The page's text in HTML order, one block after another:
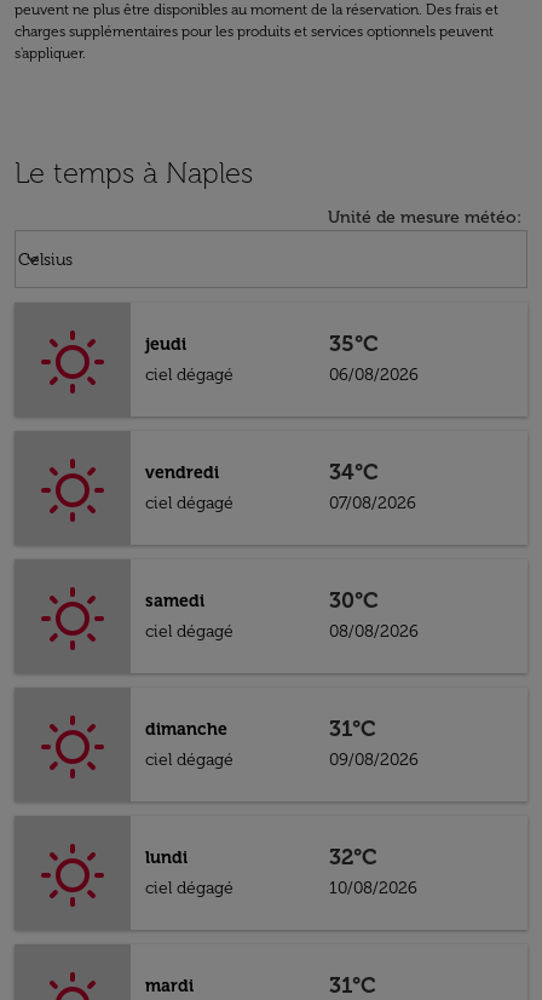
peuvent ne plus être disponibles au moment de la réservation. Des frais et
charges supplémentaires pour les produits et services optionnels peuvent
s'appliquer.
Le temps à Naples
Unité de mesure météo:
Celsius
keyboard_arrow_down
jeudi
ciel dégagé
35°C
06/08/2026
vendredi
ciel dégagé
34°C
07/08/2026
samedi
ciel dégagé
30°C
08/08/2026
dimanche
ciel dégagé
31°C
09/08/2026
lundi
ciel dégagé
32°C
10/08/2026
mardi
31°C